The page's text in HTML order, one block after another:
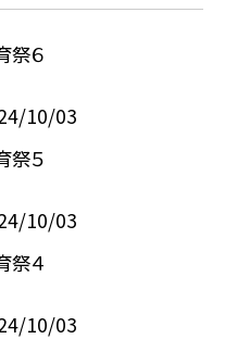
祭６
10/03
祭５
10/03
祭４
10/03